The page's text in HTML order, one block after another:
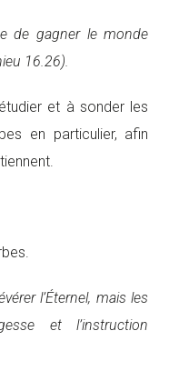
de gagner le monde
16.26).
et à sonder les
en particulier, afin
l’Éternel, mais les
et l’instruction